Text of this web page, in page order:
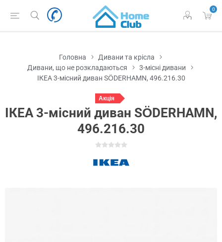
0
Головна
Дивани та крісла
Дивани, що не розкладаються
3-місні дивани
ІКЕА 3-місний диван SÖDERHAMN, 496.216.30
Акція
ІКЕА 3-місний диван SÖDERHAMN,
496.216.30